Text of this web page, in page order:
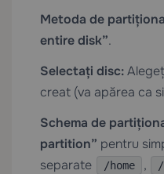
Metoda de
entire disk”.
Selectați disc:
creat (va apărea ca
Schema de
partition” pentru
separate
/home ,